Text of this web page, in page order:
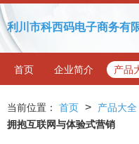
利川市科西码电子商务有
首页 企业简介 产品
当前位置： 首页 > 产品大全
拥抱互联网与体验式营销